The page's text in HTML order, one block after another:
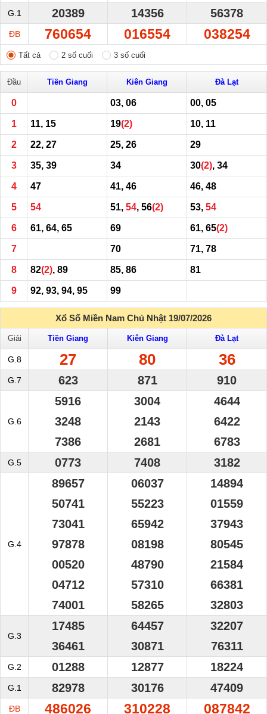
G.1 20389 14356 56378
ĐB 760654 016554 038254
Tất cả 2 số cuối 3 số cuối
Đầu Tiền Giang Kiên Giang Đà Lạt
0 03, 06 00, 05
1 11, 15 19(2) 10, 11
2 22, 27 25, 26 29
3 35, 39 34 30(2), 34
4 47 41, 46 46, 48
5 54 51, 54, 56(2) 53, 54
6 61, 64, 65 69 61, 65(2)
7 70 71, 78
8 82(2), 89 85, 86 81
9 92, 93, 94, 95 99
Xổ Số Miền Nam Chủ Nhật 19/07/2026
Giải Tiền Giang Kiên Giang Đà Lạt
G.8 27 80 36
G.7 623 871 910
G.6
5916
3248
7386
3004
2143
2681
4644
6422
6783
G.5 0773 7408 3182
G.4
89657
50741
73041
97878
00520
04712
74001
06037
55223
65942
08198
48790
57310
58265
14894
01559
37943
80545
21584
66381
32803
G.3
17485
36461
64457
30871
32207
76311
G.2 01288 12877 18224
G.1 82978 30176 47409
ĐB 486026 310228 087842